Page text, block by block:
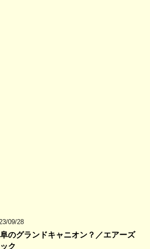
09/28
のグランドキャニオン？／エアーズ
ク